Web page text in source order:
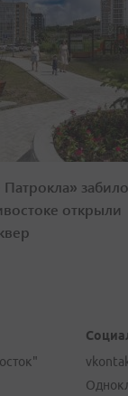
открыли